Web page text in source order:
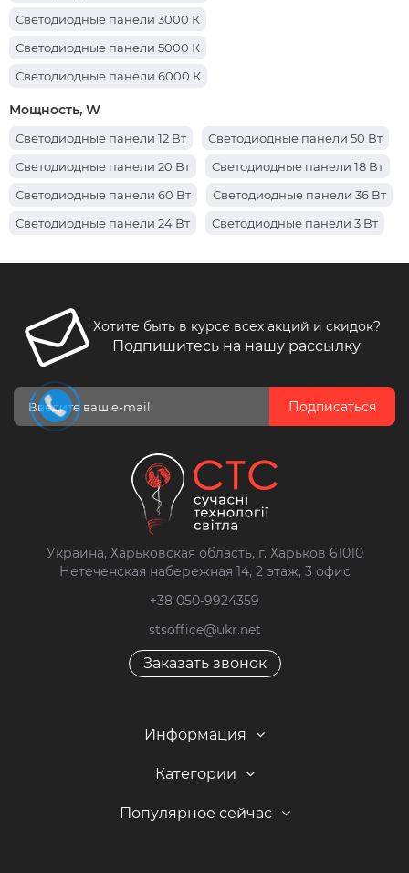
Светодиодные панели 3000 К
Светодиодные панели 5000 К
Светодиодные панели 6000 К
Светодиодные панели 6500 К
Светодиодные панели 5500 К
Светодиодные панели 4100 К
Светодиодные панели 4200 К
Светодиодные панели 4500 К
Мощность, W
Светодиодные панели 12 Вт
Светодиодные панели 50 Вт
Светодиодные панели 20 Вт
Светодиодные панели 18 Вт
Светодиодные панели 60 Вт
Светодиодные панели 36 Вт
Светодиодные панели 24 Вт
Светодиодные панели 3 Вт
Светодиодные панели 6 Вт
Хотите быть в курсе всех акций и скидок?
Подпишитесь на нашу рассылку
Подписаться
Украина, Харьковская область, г. Харьков 61010
Нетеченская набережная 14, 2 этаж, 3 офис
+38 050-9924359
stsoffice@ukr.net
Заказать звонок
Информация
Категории
Популярное сейчас